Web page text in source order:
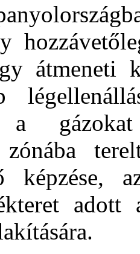
átmeneti
a gázokat
zónába
képzése,
adott